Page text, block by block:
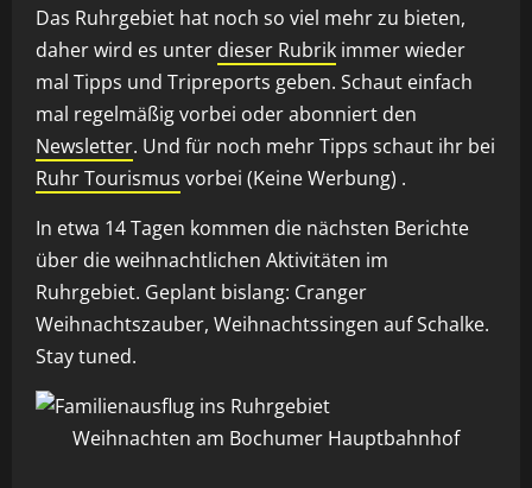
Das Ruhrgebiet hat noch so viel mehr zu bieten,
daher wird es unter dieser Rubrik immer wieder
mal Tipps und Tripreports geben. Schaut einfach
mal regelmäßig vorbei oder abonniert den
Newsletter. Und für noch mehr Tipps schaut ihr bei
Ruhr Tourismus vorbei (Keine Werbung) .
In etwa 14 Tagen kommen die nächsten Berichte
über die weihnachtlichen Aktivitäten im
Ruhrgebiet. Geplant bislang: Cranger
Weihnachtszauber, Weihnachtssingen auf Schalke.
Stay tuned.
Weihnachten am Bochumer Hauptbahnhof